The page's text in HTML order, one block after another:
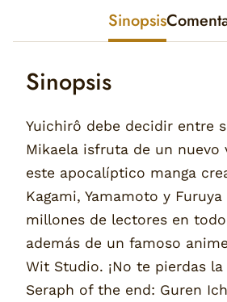
Sinopsis
Sinopsis
Yuichirô debe decidir entre
Mikaela isfruta de un nuevo
este apocalíptico manga
Kagami, Yamamoto y
millones de lectores en
además de un famoso
Wit Studio. ¡No te pierdas la
Seraph of the end: Guren